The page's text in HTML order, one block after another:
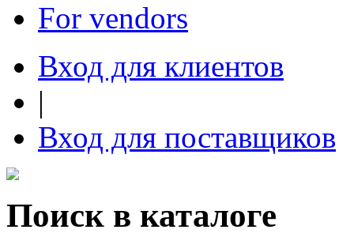
For vendors
Вход для клиентов
|
Вход для поставщиков
Поиск в каталоге